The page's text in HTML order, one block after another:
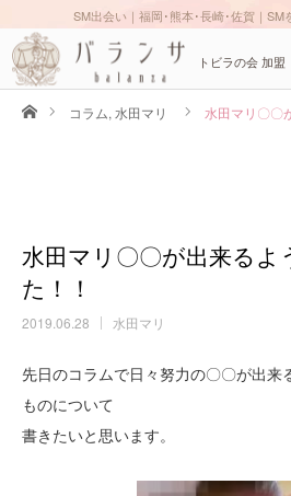
SM出会い｜福岡･熊本･長崎･佐賀｜
トビラの会 加盟
ホームコラム, 水田マリ 水田マリ〇〇
水田マリ〇〇が出来るよ
た！！
2019.06.28 水田マリ
先日のコラムで日々努力の〇〇が出来
ものについて
書きたいと思います。